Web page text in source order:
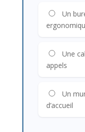
Un
Une
appels
Un
d’accueil